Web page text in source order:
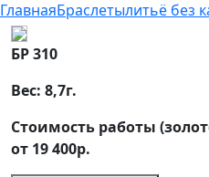
ГлавнаяБраслетылитьё без
БР 310
Вес: 8,7г.
Стоимость работы
от 19 400р.